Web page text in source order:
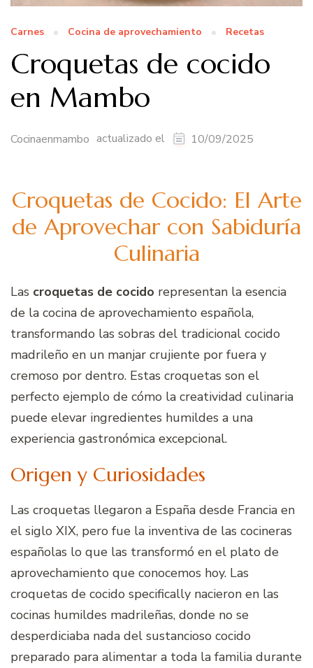
Carnes Cocina de aprovechamiento Recetas
Croquetas de cocido
en Mambo
Cocinaenmambo actualizado el 10/09/2025
Croquetas de Cocido: El Arte
de Aprovechar con Sabiduría
Culinaria
Las croquetas de cocido representan la esencia
de la cocina de aprovechamiento española,
transformando las sobras del tradicional cocido
madrileño en un manjar crujiente por fuera y
cremoso por dentro. Estas croquetas son el
perfecto ejemplo de cómo la creatividad culinaria
puede elevar ingredientes humildes a una
experiencia gastronómica excepcional.
Origen y Curiosidades
Las croquetas llegaron a España desde Francia en
el siglo XIX, pero fue la inventiva de las cocineras
españolas lo que las transformó en el plato de
aprovechamiento que conocemos hoy. Las
croquetas de cocido specifically nacieron en las
cocinas humildes madrileñas, donde no se
desperdiciaba nada del sustancioso cocido
preparado para alimentar a toda la familia durante